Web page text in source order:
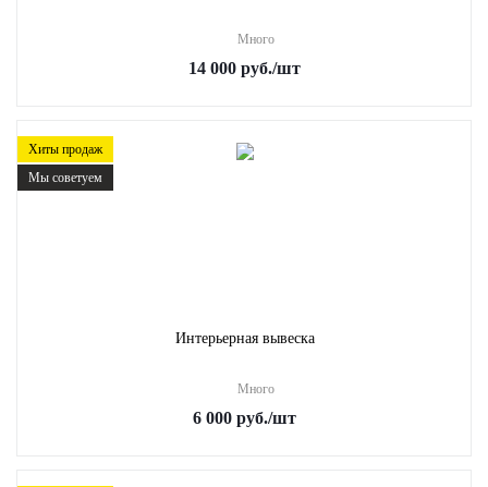
Много
14 000 руб./шт
Хиты продаж
Мы советуем
Интерьерная вывеска
Много
6 000 руб./шт